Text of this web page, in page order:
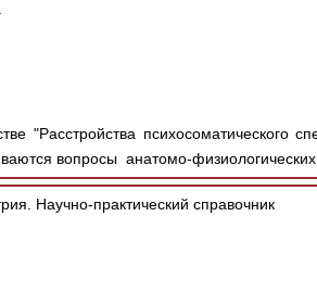
"Расстройства психосоматического
вопросы анатомо-физиологических
Научно-практический справочник